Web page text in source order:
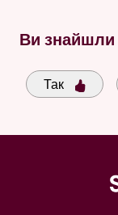
Ви знайшли
Так